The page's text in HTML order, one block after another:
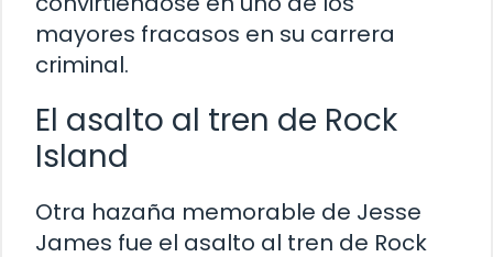
mayores fracasos en su carrera
criminal.
El asalto al tren de Rock
Island
Otra hazaña memorable de Jesse
James fue el asalto al tren de Rock